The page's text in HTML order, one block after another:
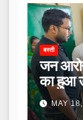
बस्ती
जन
का हुआ
MAY